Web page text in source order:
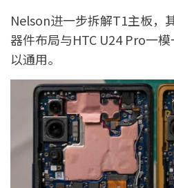
Nelson进一步拆解T1主板，
器件布局与HTC U24 Pro一
以通用。